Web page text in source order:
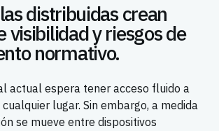
distribuidas crean
visibilidad y riesgos de
normativo.
actual espera tener acceso fluido a
lugar. Sin embargo, a medida
se mueve entre dispositivos